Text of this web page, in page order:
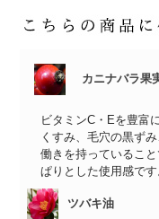
カニナバラ果
ビタミンC・Eを豊富
くすみ、毛穴の黒ず
働きを持っているこ
ぱりとした使用感です
ツバキ油